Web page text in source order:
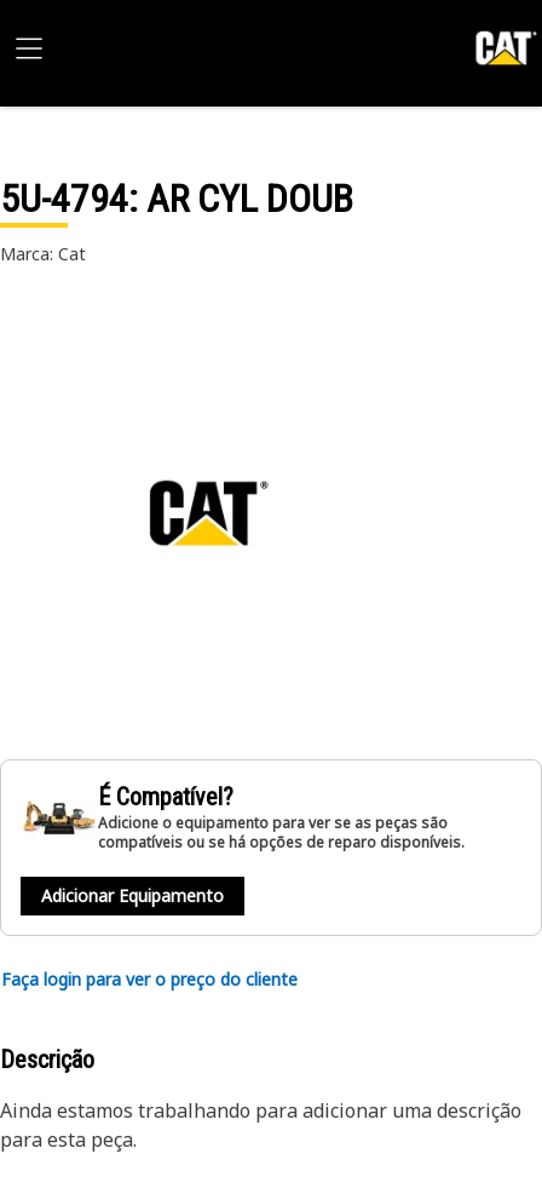
5U-4794: AR CYL DOUB
Marca: Cat
É Compatível?
Adicione o equipamento para ver se as peças são
compatíveis ou se há opções de reparo disponíveis.
Adicionar Equipamento
Faça login para ver o preço do cliente
Descrição
Ainda estamos trabalhando para adicionar uma descrição
para esta peça.